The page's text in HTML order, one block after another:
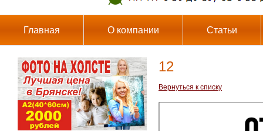
Главная О компании Статьи
12
Вернуться к списку